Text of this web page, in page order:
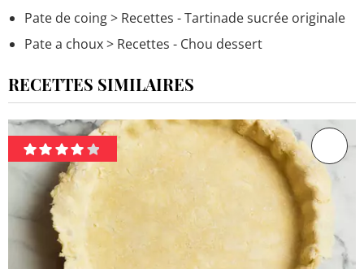
Pate de coing> Recettes - Tartinade sucrée originale
Pate a choux> Recettes - Chou dessert
RECETTES SIMILAIRES